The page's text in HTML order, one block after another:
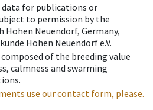
for publications or
to permission by the
Neuendorf, Germany,
Hohen Neuendorf e.V.
of the breeding value
calmness and swarming
use our contact form, please.